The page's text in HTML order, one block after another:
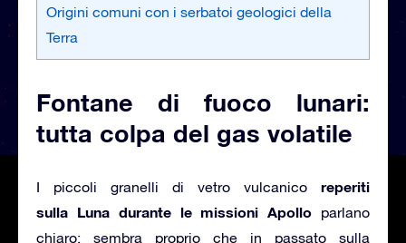
Origini comuni con i serbatoi geologici della
Terra
Fontane di fuoco lunari:
tutta colpa del gas volatile
I piccoli granelli di vetro vulcanico reperiti
sulla Luna durante le missioni Apollo parlano
chiaro: sembra proprio che in passato sulla